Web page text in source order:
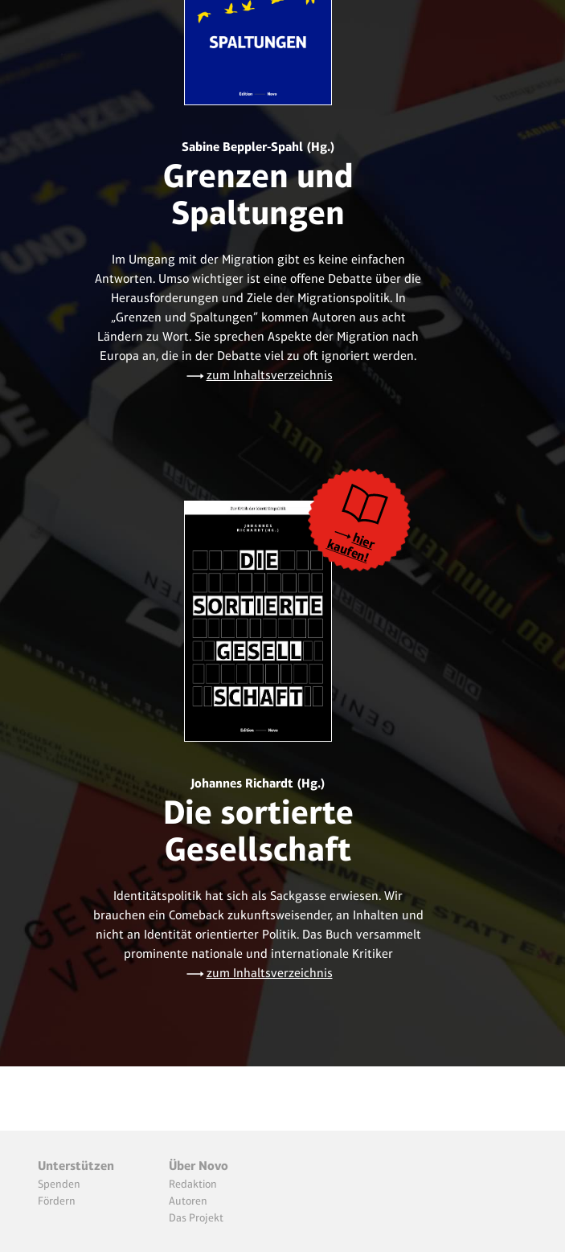
Sabine Beppler-Spahl (Hg.)
Grenzen und
Spaltungen
Im Umgang mit der Migration gibt es keine einfachen
Antworten. Umso wichtiger ist eine offene Debatte über die
Herausforderungen und Ziele der Migrationspolitik. In
„Grenzen und Spaltungen” kommen Autoren aus acht
Ländern zu Wort. Sie sprechen Aspekte der Migration nach
Europa an, die in der Debatte viel zu oft ignoriert werden.
zum Inhaltsverzeichnis
hier
kaufen!
Johannes Richardt (Hg.)
Die sortierte
Gesellschaft
Identitätspolitik hat sich als Sackgasse erwiesen. Wir
brauchen ein Comeback zukunftsweisender, an Inhalten und
nicht an Identität orientierter Politik. Das Buch versammelt
prominente nationale und internationale Kritiker
zum Inhaltsverzeichnis
Unterstützen
Spenden
Fördern
Über Novo
Redaktion
Autoren
Das Projekt